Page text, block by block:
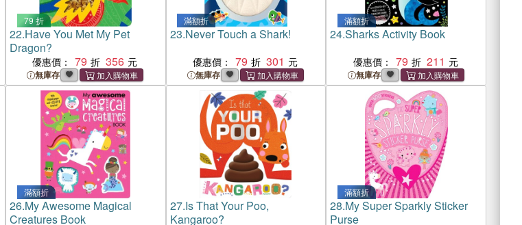
79 折
22.Have You Met My Pet
Dragon?
優惠價： 79 356
無庫存
滿額折
23.Never Touch a Shark!
優惠價： 79 301
無庫存
滿額折
24.Sharks Activity Book
優惠價： 79 211
無庫存
滿額折
26.My Awesome Magical
Creatures Book
27.Is That Your Poo,
Kangaroo?
滿額折
28.My Super Sparkly Sticker
Purse